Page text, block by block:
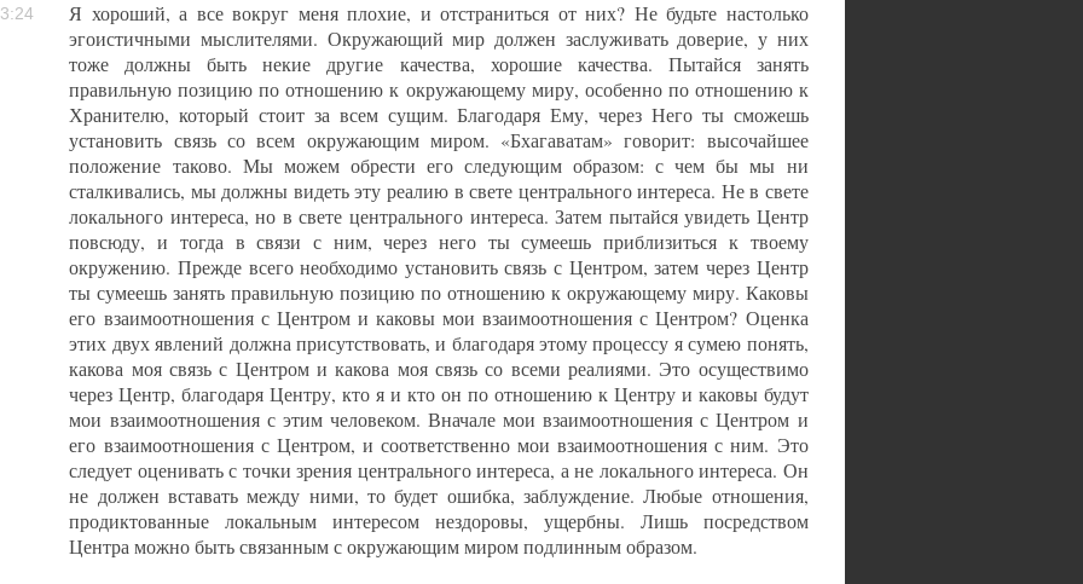
Я хороший, а все вокруг меня плохие, и отстраниться от них? Не будьте настолько
эгоистичными мыслителями. Окружающий мир должен заслуживать доверие, у них
тоже должны быть некие другие качества, хорошие качества. Пытайся занять
правильную позицию по отношению к окружающему миру, особенно по отношению к
Хранителю, который стоит за всем сущим. Благодаря Ему, через Него ты сможешь
установить связь со всем окружающим миром. «Бхагаватам» говорит: высочайшее
положение таково. Мы можем обрести его следующим образом: с чем бы мы ни
сталкивались, мы должны видеть эту реалию в свете центрального интереса. Не в свете
локального интереса, но в свете центрального интереса. Затем пытайся увидеть Центр
повсюду, и тогда в связи с ним, через него ты сумеешь приблизиться к твоему
окружению. Прежде всего необходимо установить связь с Центром, затем через Центр
ты сумеешь занять правильную позицию по отношению к окружающему миру. Каковы
его взаимоотношения с Центром и каковы мои взаимоотношения с Центром? Оценка
этих двух явлений должна присутствовать, и благодаря этому процессу я сумею понять,
какова моя связь с Центром и какова моя связь со всеми реалиями. Это осуществимо
через Центр, благодаря Центру, кто я и кто он по отношению к Центру и каковы будут
мои взаимоотношения с этим человеком. Вначале мои взаимоотношения с Центром и
его взаимоотношения с Центром, и соответственно мои взаимоотношения с ним. Это
следует оценивать с точки зрения центрального интереса, а не локального интереса. Он
не должен вставать между ними, то будет ошибка, заблуждение. Любые отношения,
продиктованные локальным интересом нездоровы, ущербны. Лишь посредством
Центра можно быть связанным с окружающим миром подлинным образом.